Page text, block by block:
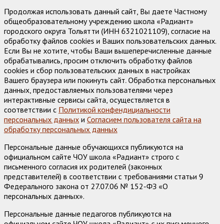
Продолжая использовать данный сайт, Вы даете Частному
общеобразовательному учреждению школа «Радиант»
городского округа Тольятти (ИНН 6321021109), согласие на
обработку файлов cookies и Ваших пользовательских данных.
Если Вы не хотите, чтобы Ваши вышеперечисленные данные
обрабатывались, просим отключить обработку файлов
cookies и сбор пользовательских данных в настройках
Вашего браузера или покинуть сайт. Обработка персональных
данных, предоставляемых пользователями через
интерактивные сервисы сайта, осуществляется в
соответствии с Политикой конфендициальности
персональных данных и Согласием пользователя сайта на
обработку персональных данных
Персональные данные обучающихся публикуются на
официальном сайте ЧОУ школа «Радиант» строго с
письменного согласия их родителей (законных
представителей) в соответствии с требованиями статьи 9
Федерального закона от 27.07.06 № 152-ФЗ «О
персональных данных».
Персональные данные педагогов публикуются на